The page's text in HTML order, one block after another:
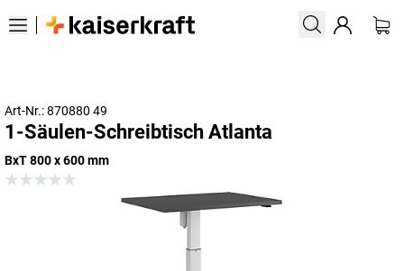
Art-Nr.: 870880 49
1-Säulen-Schreibtisch Atlanta
BxT 800 x 600 mm